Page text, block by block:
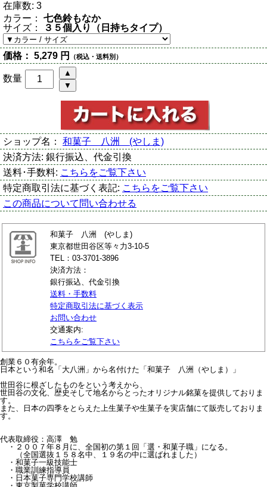
在庫数: 3
カラー：
七色鈴もなか
サイズ：
３５個入り（日持ちタイプ）
価格： 5,279 円 （税込・送料別）
数量
ショップ名： 和菓子 八洲 (やしま)
決済方法: 銀行振込、代金引換
送料･手数料: こちらをご覧下さい
特定商取引法に基づく表記: こちらをご覧下さい
この商品について問い合わせる
和菓子 八洲 (やしま)
東京都世田谷区等々力3-10-5
TEL：03-3701-3896
決済方法：
銀行振込、代金引換
送料・手数料
特定商取引法に基づく表示
お問い合わせ
交通案内:
こちらをご覧下さい
創業６０有余年。
日本という和名「大八洲」から名付けた「和菓子 八洲（やしま）」
世田谷に根ざしたものをという考えから、
世田谷の文化、歴史そして地名からとったオリジナル銘菓を提供しておりま
す。
また、日本の四季をとらえた上生菓子や生菓子を実店舗にて販売しておりま
す。
代表取締役：高澤 勉
・２００７年８月に、全国初の第１回「選・和菓子職」になる。
（全国選抜１５８名中、１９名の中に選ばれました）
・和菓子一級技能士
・職業訓練指導員
・日本菓子専門学校講師